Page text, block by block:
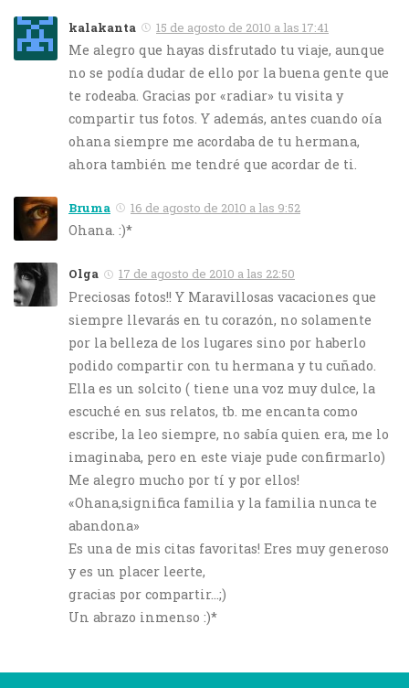
kalakanta 15 de agosto de 2010 a las 17:41
Me alegro que hayas disfrutado tu viaje, aunque
no se podía dudar de ello por la buena gente que
te rodeaba. Gracias por «radiar» tu visita y
compartir tus fotos. Y además, antes cuando oía
ohana siempre me acordaba de tu hermana,
ahora también me tendré que acordar de ti.
Bruma 16 de agosto de 2010 a las 9:52
Ohana. :)*
Olga 17 de agosto de 2010 a las 22:50
Preciosas fotos!! Y Maravillosas vacaciones que
siempre llevarás en tu corazón, no solamente
por la belleza de los lugares sino por haberlo
podido compartir con tu hermana y tu cuñado.
Ella es un solcito ( tiene una voz muy dulce, la
escuché en sus relatos, tb. me encanta como
escribe, la leo siempre, no sabía quien era, me lo
imaginaba, pero en este viaje pude confirmarlo)
Me alegro mucho por tí y por ellos!
«Ohana,significa familia y la familia nunca te
abandona»
Es una de mis citas favoritas! Eres muy generoso
y es un placer leerte,
gracias por compartir…;)
Un abrazo inmenso :)*